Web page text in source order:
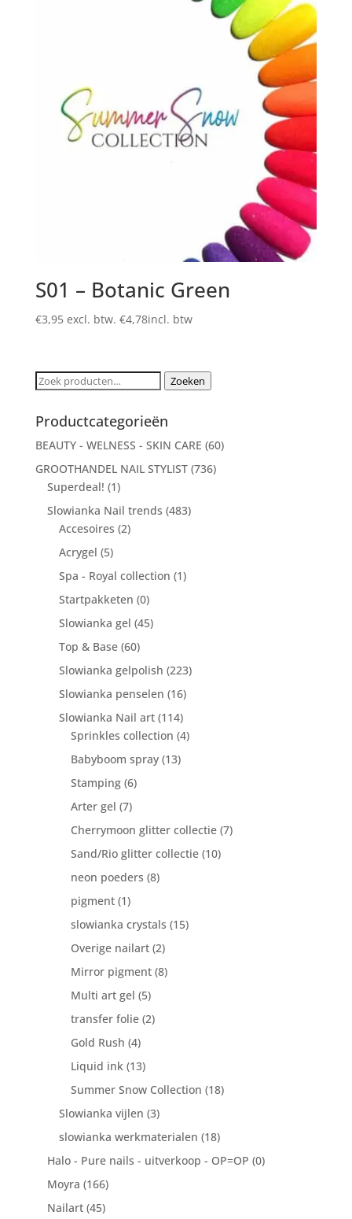
S01 – Botanic Green
€3,95 excl. btw. €4,78incl. btw
Zoeken
Zoeken
Productcategorieën
BEAUTY - WELNESS - SKIN CARE (60)
GROOTHANDEL NAIL STYLIST (736)
Superdeal! (1)
Slowianka Nail trends (483)
Accesoires (2)
Acrygel (5)
Spa - Royal collection (1)
Startpakketen (0)
Slowianka gel (45)
Top & Base (60)
Slowianka gelpolish (223)
Slowianka penselen (16)
Slowianka Nail art (114)
Sprinkles collection (4)
Babyboom spray (13)
Stamping (6)
Arter gel (7)
Cherrymoon glitter collectie (7)
Sand/Rio glitter collectie (10)
neon poeders (8)
pigment (1)
slowianka crystals (15)
Overige nailart (2)
Mirror pigment (8)
Multi art gel (5)
transfer folie (2)
Gold Rush (4)
Liquid ink (13)
Summer Snow Collection (18)
Slowianka vijlen (3)
slowianka werkmaterialen (18)
Halo - Pure nails - uitverkoop - OP=OP (0)
Moyra (166)
Nailart (45)